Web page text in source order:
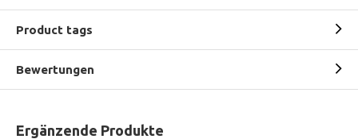
Product tags
Bewertungen
Ergänzende Produkte